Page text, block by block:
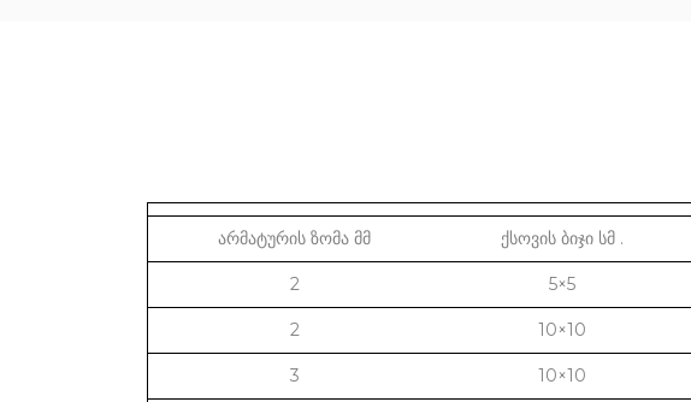
არმატურის ზომა მმ ქსოვის ბიჯი სმ .
2 5×5
2 10×10
3 10×10